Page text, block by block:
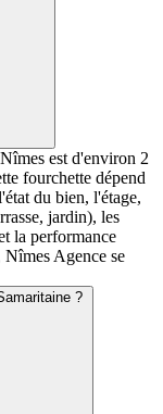
est d'environ 2
fourchette dépend
du bien, l'étage,
jardin), les
la performance
Agence se
?